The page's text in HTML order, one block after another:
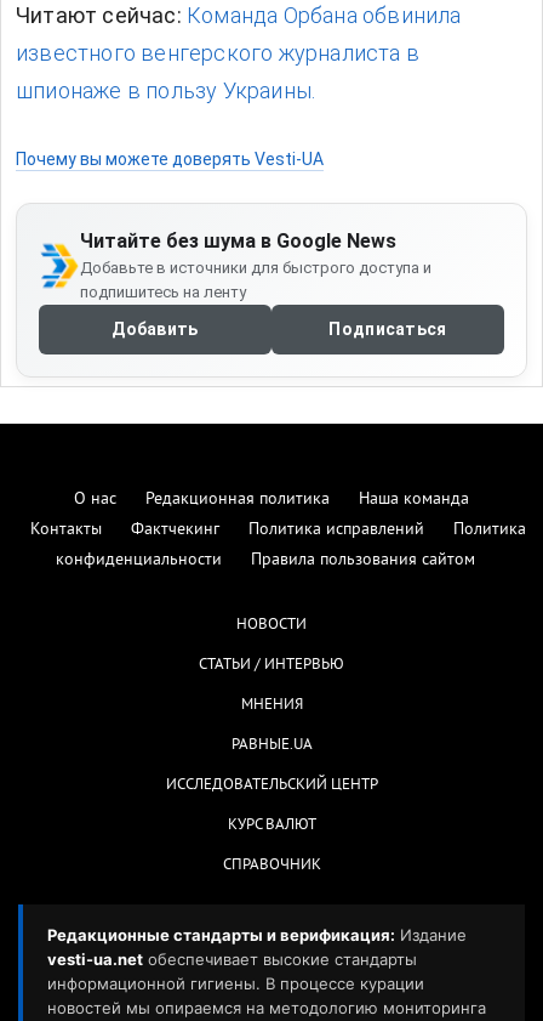
Читают сейчас: Команда Орбана обвинила
известного венгерского журналиста в
шпионаже в пользу Украины.
Почему вы можете доверять Vesti-UA
Читайте без шума в Google News
Добавьте в источники для быстрого доступа и
подпишитесь на ленту
Добавить Подписаться
О нас Редакционная политика
Наша команда
Контакты
Фактчекинг Политика исправлений
Политика
конфиденциальности
Правила пользования сайтом
НОВОСТИ
СТАТЬИ / ИНТЕРВЬЮ
МНЕНИЯ
РАВНЫЕ.UA
ИССЛЕДОВАТЕЛЬСКИЙ ЦЕНТР
КУРС ВАЛЮТ
СПРАВОЧНИК
Редакционные стандарты и верификация: Издание
vesti-ua.net обеспечивает высокие стандарты
информационной гигиены. В процессе курации
новостей мы опираемся на методологию мониторинга